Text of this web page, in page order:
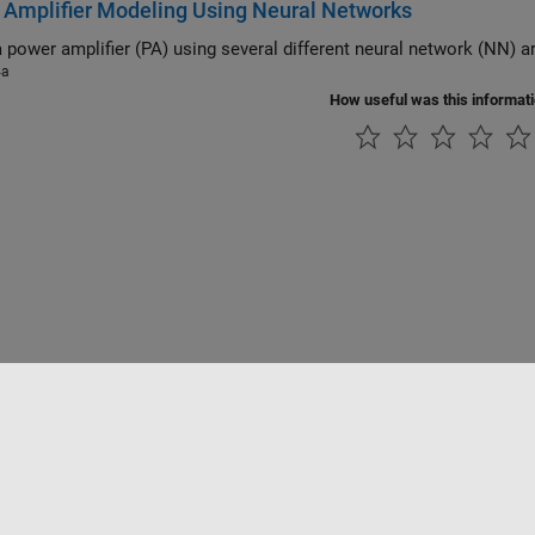
Amplifier Modeling Using Neural Networks
Model
How useful was this